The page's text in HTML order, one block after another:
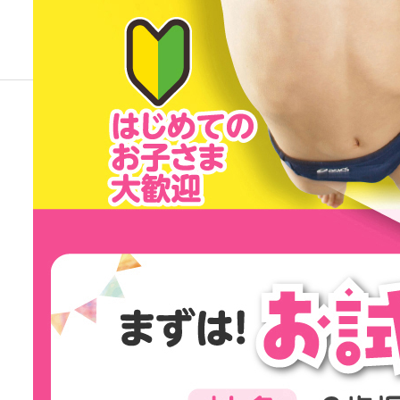
ジュニアコース
ブログ img_011x1_2026
img_011x1_2026
2026.02.11